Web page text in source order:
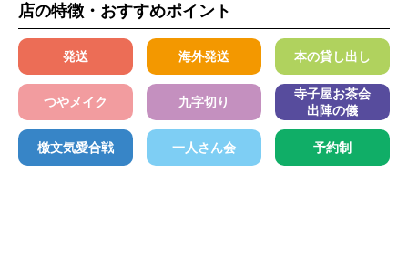
店の特徴・おすすめポイント
発送 海外発送 本の貸し出し
つやメイク 九字切り
寺子屋お茶会
出陣の儀
檄文気愛合戦 一人さん会 予約制